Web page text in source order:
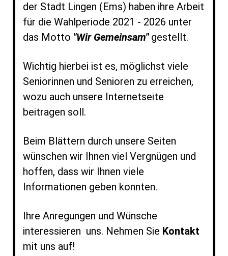
der Stadt Lingen (Ems) haben ihre Arbeit
für die Wahlperiode 2021 - 2026 unter
das Motto "Wir Gemeinsam"gestellt.
Wichtig hierbei ist es, möglichst viele
Seniorinnen und Senioren zu erreichen,
wozu auch unsere Internetseite
beitragen soll.
Beim Blättern durch unsere Seiten
wünschen wir Ihnen viel Vergnügen und
hoffen, dass wir Ihnen viele
Informationen geben konnten.
Ihre Anregungen und Wünsche
interessieren uns. Nehmen Sie Kontakt
mit uns auf!